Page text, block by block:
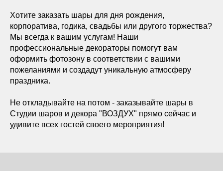
Хотите заказать шары для дня рождения,
корпоратива, годика, свадьбы или другого торжества?
Мы всегда к вашим услугам! Наши
профессиональные декораторы помогут вам
оформить фотозону в соответствии с вашими
пожеланиями и создадут уникальную атмосферу
праздника.
Не откладывайте на потом - заказывайте шары в
Студии шаров и декора "ВОЗДУХ" прямо сейчас и
удивите всех гостей своего мероприятия!